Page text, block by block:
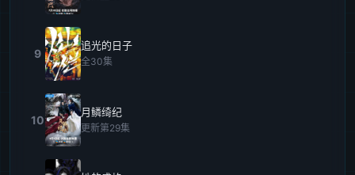
9
追光的日子
全30集
10
月鳞绮纪
更新第29集